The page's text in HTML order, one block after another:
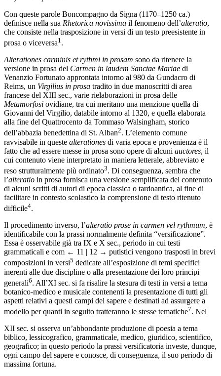
Con queste parole Boncompagno da Signa (1170–1250 ca.)
definisce nella sua Rhetorica novissima il fenomeno dell’alteratio,
che consiste nella trasposizione in versi di un testo preesistente in
prosa o viceversa1 .
Alterationes carminis et rythmi in prosam sono da ritenere la
versione in prosa del Carmen in laudem Sanctae Mariae di
Venanzio Fortunato approntata intorno al 980 da Gundacro di
Reims, un Virgilius in prosa tradito in due manoscritti di area
francese del XIII sec., varie rielaborazioni in prosa delle
Metamorfosi ovidiane, tra cui meritano una menzione quella di
Giovanni del Virgilio, databile intorno al 1320, e quella elaborata
alla fine del Quattrocento da Tommaso Walsingham, storico
dell’abbazia benedettina di St. Alban2. L’elemento comune
ravvisabile in queste alterationes di varia epoca e provenienza è il
fatto che ad essere messe in prosa sono opere di alcuni auctores, il
cui contenuto viene interpretato in maniera letterale, abbreviato e
reso strutturalmente più ordinato3. Di conseguenza, sembra che
l’alteratio in prosa fornisca una versione semplificata del contenuto
di alcuni scritti di autori di epoca classica o tardoantica, al fine di
facilitare in contesto scolastico la comprensione di testo ritenuto
difficile4.
Il procedimento inverso, l’alteratio prose in carmen vel rythmum, è
identificabile con la prassi normalmente definita “versificazione”.
Essa è osservabile già tra IX e X sec., periodo in cui testi
grammaticali e com ← 11 | 12 → putistici vengono trasposti in brevi
composizioni in versi5 dedicate all’esposizione di temi specifici
inerenti alle due discipline o alla presentazione dei loro principi
generali6. All’XI sec. si fa risalire la stesura di testi in versi a tema
botanico-medico e musicale contenenti la presentazione di tutti gli
aspetti relativi a questi campi del sapere e destinati ad assurgere a
modello per quanti in seguito tratteranno le stesse tematiche7. Nel
XII sec. si osserva un’abbondante produzione di poesia a tema
biblico, lessicografico, grammaticale, medico, giuridico, scientifico,
geografico; in questo periodo la prassi versificatoria investe, dunque,
ogni campo del sapere e conosce, di conseguenza, il suo periodo di
massima fortuna.